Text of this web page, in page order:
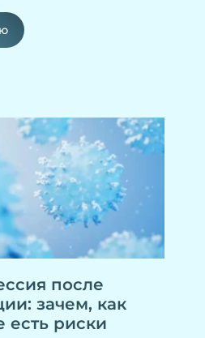
после
зачем, как
есть риски